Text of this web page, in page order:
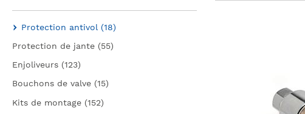
Ressorts à gaz
Accessoires
Écrous + boulons
ENTRETOISES DE ROUES
Protection antivol (18)
Protection de jante (55)
Enjoliveurs (123)
Bouchons de valve (15)
Kits de montage (152)